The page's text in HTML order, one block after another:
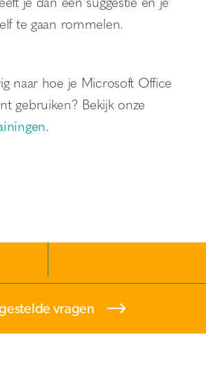
te gaan rommelen.
naar hoe je Microsoft Office
gebruiken? Bekijk onze
vragen